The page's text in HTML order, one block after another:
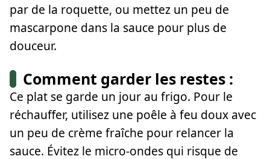
par de la roquette, ou mettez un peu de
mascarpone dans la sauce pour plus de
douceur.
Comment garder les restes :
Ce plat se garde un jour au frigo. Pour le
réchauffer, utilisez une poêle à feu doux avec
un peu de crème fraîche pour relancer la
sauce. Évitez le micro-ondes qui risque de